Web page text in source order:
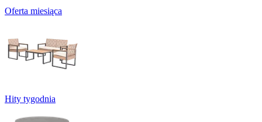
Oferta miesiąca
Hity tygodnia